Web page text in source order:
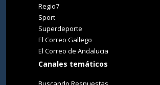
Regio7
Sport
Superdeporte
El Correo Gallego
El Correo de Andalucia
Canales temáticos